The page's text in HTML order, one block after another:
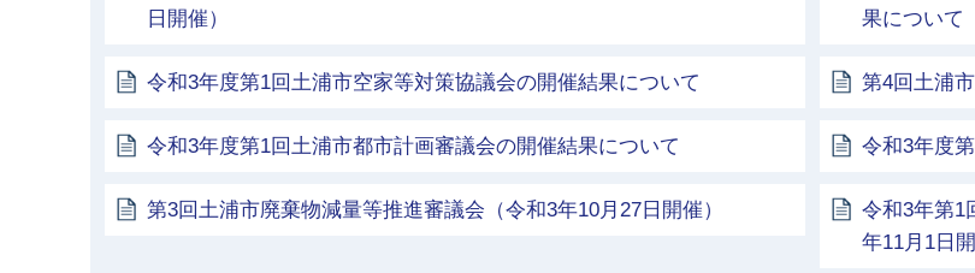
日開催）
果について
令和3年度第1回土浦市空家等対策協議会の開催結果について 第4回土浦
令和3年度第1回土浦市都市計画審議会の開催結果について 令和3年度
第3回土浦市廃棄物減量等推進審議会（令和3年10月27日開催）
令和3年第1
年11月1日開